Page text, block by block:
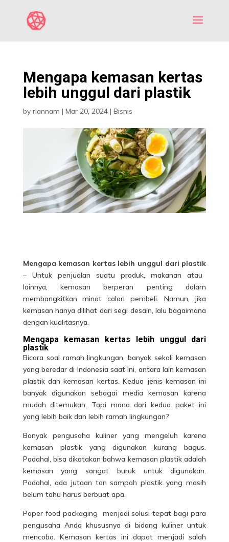
Mengapa kemasan kertas
lebih unggul dari plastik
by riannam | Mar 20, 2024| Bisnis
Mengapa kemasan kertas lebih unggul dari plastik
– Untuk penjualan suatu produk, makanan atau
lainnya, kemasan berperan penting dalam
membangkitkan minat calon pembeli. Namun, jika
kemasan hanya dilihat dari segi desain, lalu bagaimana
dengan kualitasnya.
Mengapa kemasan kertas lebih unggul dari
plastik
Bicara soal ramah lingkungan, banyak sekalikemasan
yang beredar di Indonesia saat ini, antara lain kemasan
plastik dan kemasan kertas. Kedua jenis kemasan ini
banyak digunakan sebagai media kemasan karena
mudah ditemukan. Tapi mana dari kedua paket ini
yang lebih baik dan lebih ramah lingkungan?
Banyak pengusaha kuliner yang mengeluh karena
kemasan plastik yang digunakan kurang bagus.
Padahal, bisa dikatakan bahwa kemasan plastik adalah
kemasan yang sangat buruk untuk digunakan.
Padahal, ada jutaan ton sampah plastik yang masih
belum tahu harus berbuat apa.
Paper food packaging
menjadi solusi tepat bagi para
pengusaha Anda khususnya di bidang kuliner untuk
mencoba. Kemasan kertas ini dapat menjadi salah